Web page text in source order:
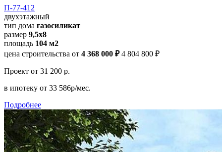
П-77-412
двухэтажный
тип дома газосиликат
размер 9,5х8
площадь 104 м2
цена строительства от 4 368 000 ₽ 4 804 800 ₽
Проект от 31 200 р.
в ипотеку от 33 586р/мес.
Подробнее